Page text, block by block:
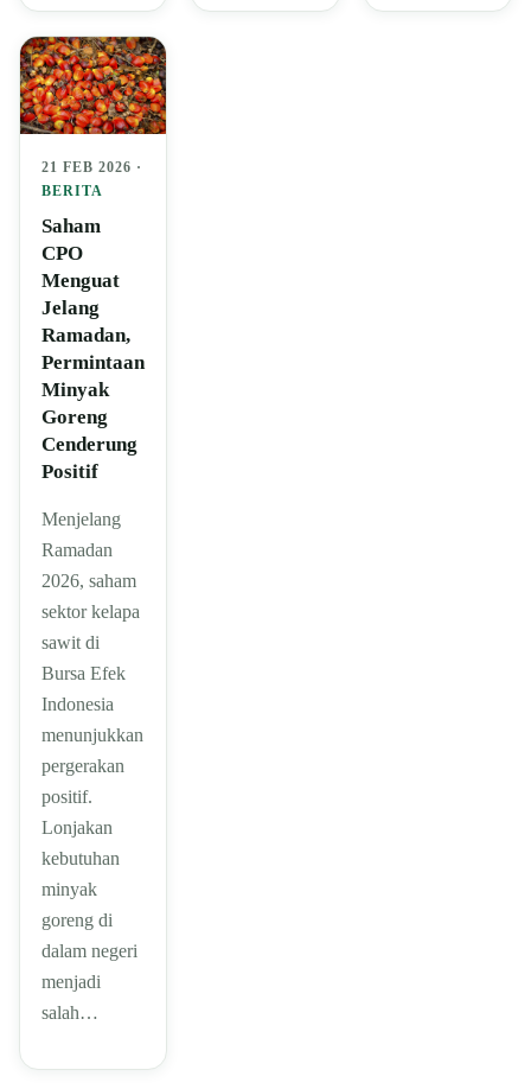
21 FEB 2026 ·
BERITA
Saham
CPO
Menguat
Jelang
Ramadan,
Permintaan
Minyak
Goreng
Cenderung
Positif
Menjelang
Ramadan
2026, saham
sektor kelapa
sawit di
Bursa Efek
Indonesia
menunjukkan
pergerakan
positif.
Lonjakan
kebutuhan
minyak
goreng di
dalam negeri
menjadi
salah…